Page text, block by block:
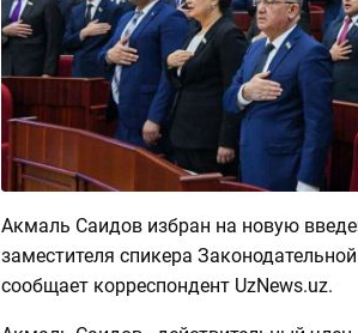
Акмаль Саидов избран на новую
заместителя спикера
сообщает корреспондент UzNews.uz.